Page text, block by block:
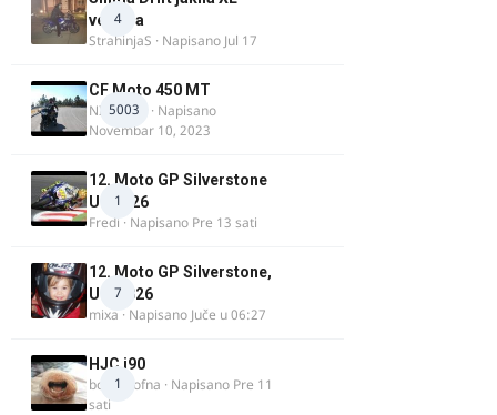
4
veličina
StrahinjaS · Napisano Jul 17
5003
CF Moto 450 MT
NIKOLA 1
· Napisano
Novembar 10, 2023
1
12. Moto GP Silverstone
UK 2026
Fredi · Napisano Pre 13 sati
7
12. Moto GP Silverstone,
UK, 2026
mixa · Napisano Juče u 06:27
1
HJC i90
bobi_krofna · Napisano Pre 11
sati